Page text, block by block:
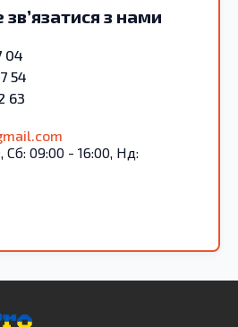
з нами
04
54
63
09:00 - 16:00, Нд: